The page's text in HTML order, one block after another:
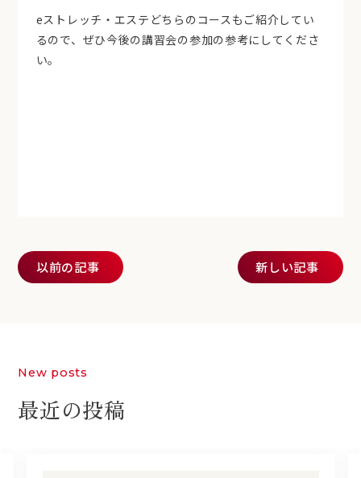
eストレッチ・エステどちらのコースもご紹介してい
るので、ぜひ今後の講習会の参加の参考にしてくださ
い。
以前の記事 新しい記事
New posts
最近の投稿